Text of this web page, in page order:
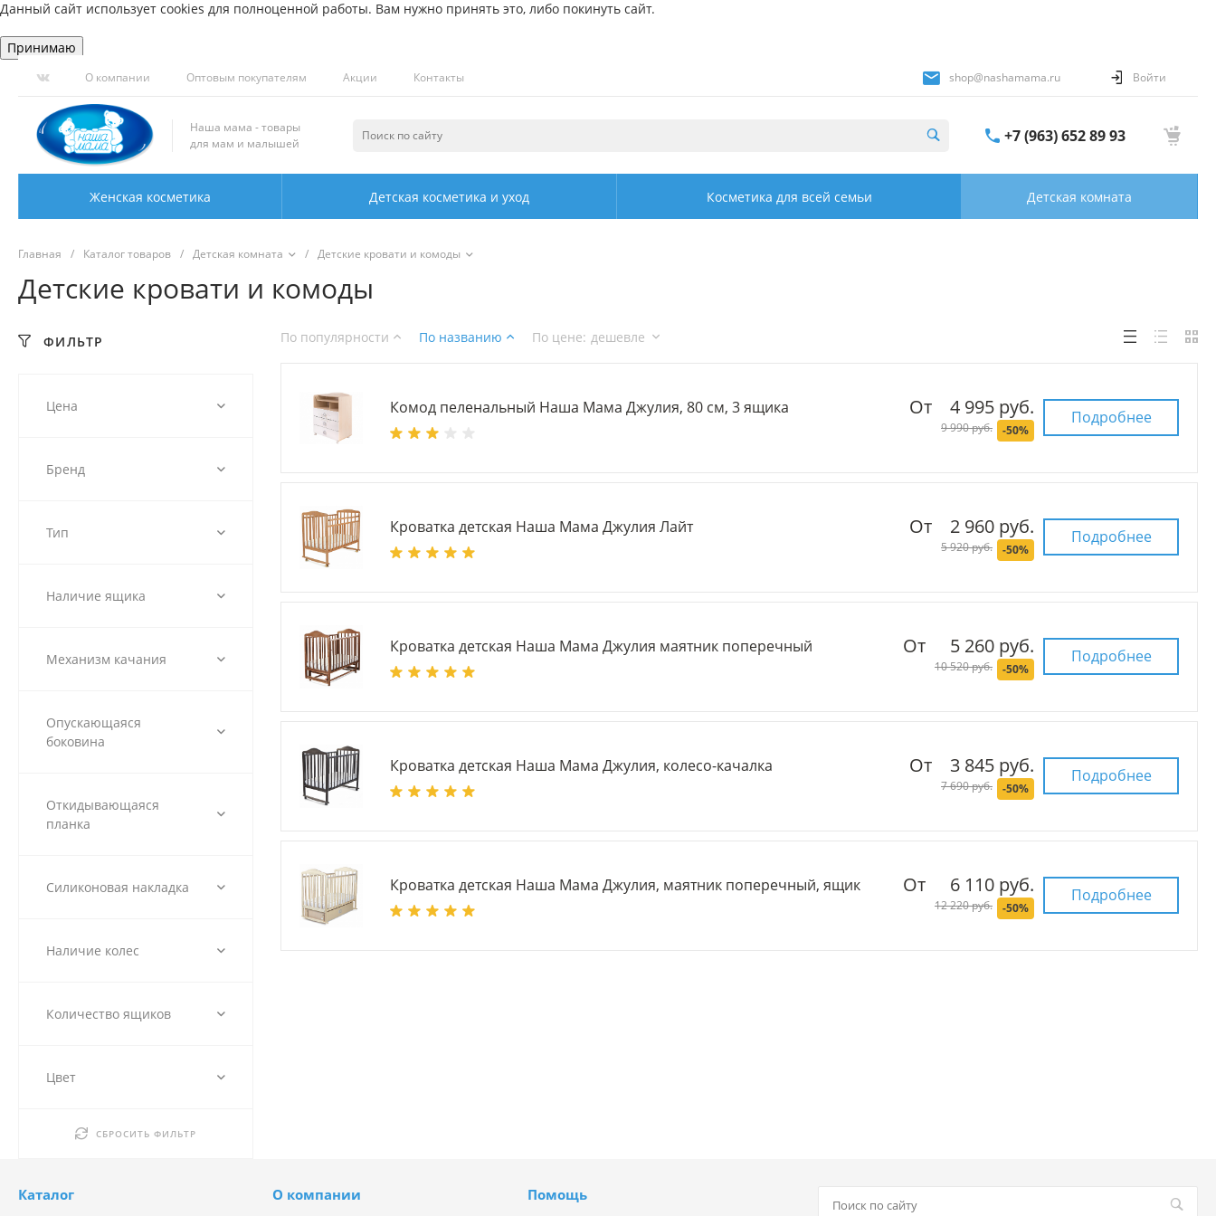
Данный сайт использует cookies для полноценной работы. Вам нужно принять это, либо покинуть сайт.
Принимаю
О компании Оптовым покупателям Акции Контакты shop@nashamama.ru Войти
Наша мама - товары
для мам и малышей
+7 (963) 652 89 93
Женская косметика Детская косметика и уход Косметика для всей семьи Детская комната
Главная / Каталог товаров / Детская комната / Детские кровати и комоды
Детские кровати и комоды
ФИЛЬТР
Цена
Бренд
Тип
Наличие ящика
Механизм качания
Опускающаяся
боковина
Откидывающаяся
планка
Силиконовая накладка
Наличие колес
Количество ящиков
Цвет
СБРОСИТЬ ФИЛЬТР
По популярности По названию По цене: дешевле
Комод пеленальный Наша Мама Джулия, 80 см, 3 ящика От 4 995 руб.
9 990 руб. -50%
Подробнее
Кроватка детская Наша Мама Джулия Лайт От 2 960 руб.
5 920 руб. -50%
Подробнее
Кроватка детская Наша Мама Джулия маятник поперечный От 5 260 руб.
10 520 руб. -50%
Подробнее
Кроватка детская Наша Мама Джулия, колесо-качалка От 3 845 руб.
7 690 руб. -50%
Подробнее
Кроватка детская Наша Мама Джулия, маятник поперечный, ящик От 6 110 руб.
12 220 руб. -50%
Подробнее
Каталог О компании Помощь